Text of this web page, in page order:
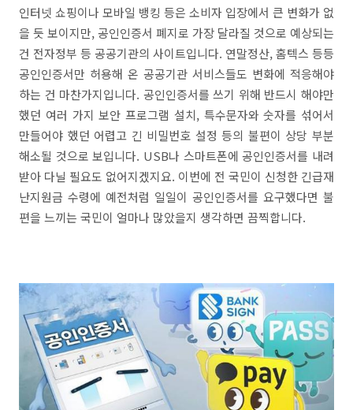
인터넷 쇼핑이나 모바일 뱅킹 등은 소비자 입장에서 큰 변화가 없
을 듯 보이지만, 공인인증서 폐지로 가장 달라질 것으로 예상되는
건 전자정부 등 공공기관의 사이트입니다. 연말정산, 홈텍스 등등
공인인증서만 허용해 온 공공기관 서비스들도 변화에 적응해야
하는 건 마찬가지입니다. 공인인증서를 쓰기 위해 반드시 해야만
했던 여러 가지 보안 프로그램 설치, 특수문자와 숫자를 섞어서
만들어야 했던 어렵고 긴 비밀번호 설정 등의 불편이 상당 부분
해소될 것으로 보입니다. USB나 스마트폰에 공인인증서를 내려
받아 다닐 필요도 없어지겠지요. 이번에 전 국민이 신청한 긴급재
난지원금 수령에 예전처럼 일일이 공인인증서를 요구했다면 불
편을 느끼는 국민이 얼마나 많았을지 생각하면 끔찍합니다.